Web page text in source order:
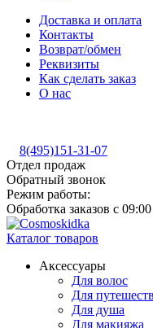
Доставка и оплата
Контакты
Возврат/обмен
Реквизиты
Как сделать заказ
О нас
8(495)151-31-07
Отдел продаж
Обратный звонок
Режим работы:
Обработка заказов с
Каталог товаров
Аксессуары
Для волос
Для
Для душа
Для макияжа